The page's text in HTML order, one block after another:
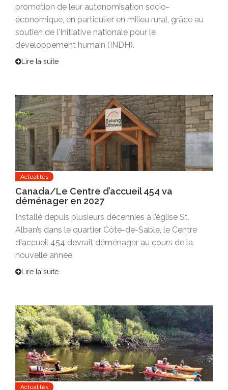
promotion de leur autonomisation socio-
économique, en particulier en milieu rural, grâce au
soutien de l'Initiative nationale pour le
développement humain (INDH).
Lire la suite
Actualités
Canada/Le Centre d’accueil 454 va
déménager en 2027
Installé depuis plusieurs décennies à l’église St.
Alban’s dans le quartier Côte-de-Sable, le Centre
d'accueil 454 devrait déménager au cours de la
nouvelle année.
Lire la suite
Actualités